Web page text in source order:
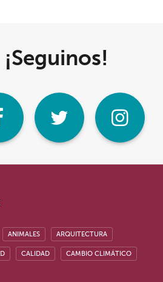
¡Seguinos!
ANIMALES ARQUITECTURA
CALIDAD CAMBIO CLIMÁTICO